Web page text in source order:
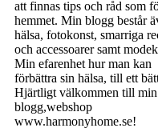
att finnas tips och råd som
hemmet. Min blogg består
hälsa, fotokonst, smarriga
och accessoarer samt
Min efarenhet hur man kan
förbättra sin hälsa, till ett
Hjärtligt välkommen till min
blogg,webshop
www.harmonyhome.se!